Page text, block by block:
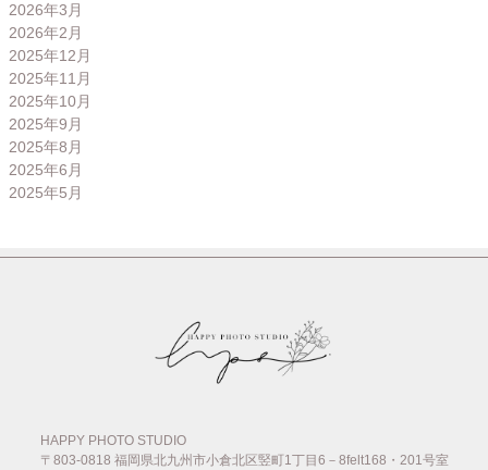
2026年3月
2026年2月
2025年12月
2025年11月
2025年10月
2025年9月
2025年8月
2025年6月
2025年5月
HAPPY PHOTO STUDIO
〒803-0818 福岡県北九州市小倉北区竪町1丁目6－8felt168・201号室